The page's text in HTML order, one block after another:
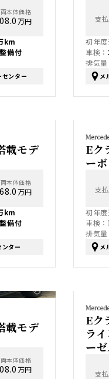
本体価格
万円
km
備付
ンター
支
初年度
車検：
排気量
メ
載モデ
本体価格
万円
km
備付
ター
Eク
ーボ
支
初年度
車検：
排気量
メ
載モデ
本体価格
万円
Eク
ラ
ー
支